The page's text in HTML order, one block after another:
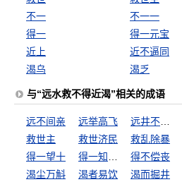
不一
不一一
得一
得一元宝
近上
近不逼同
渴乌
渴乏
与“远水救不得近渴”相关的成语
远不间亲 远举高飞
救世主
救世济民 救乱除暴
得一望十
得不偿丧
渴尘万斛
渴者易饮 渴而掘井